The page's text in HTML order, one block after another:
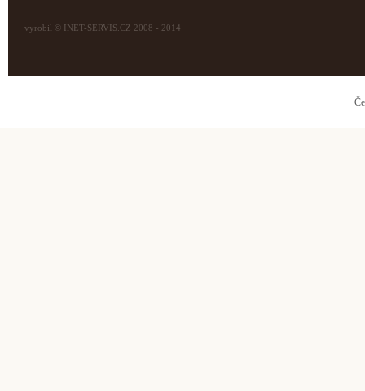
vyrobil © INET-SERVIS.CZ 2008 - 2014